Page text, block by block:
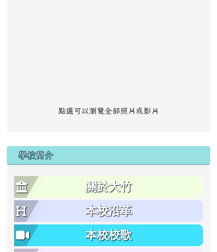
點選可以瀏覽全部照片或影片
學校簡介
關於大竹
本校沿革
本校校歌